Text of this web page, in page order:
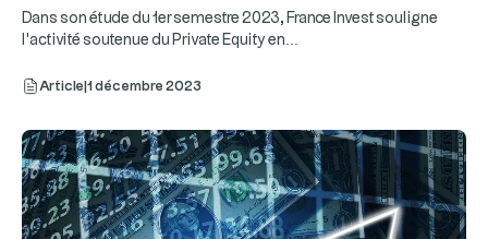
Dans son étude du 1er semestre 2023, France Invest souligne
l'activité soutenue du Private Equity en
Article 1 décembre 2023